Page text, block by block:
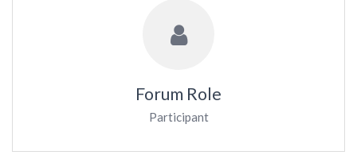
Forum Role
Participant